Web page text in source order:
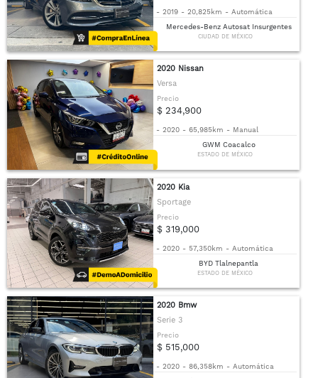
- 2019 - 20,825km - Automática
Mercedes-Benz Autosat Insurgentes
CIUDAD DE MÉXICO
2020 Nissan
Versa
Precio
$ 234,900
- 2020 - 65,985km - Manual
GWM Coacalco
ESTADO DE MÉXICO
2020 Kia
Sportage
Precio
$ 319,000
- 2020 - 57,350km - Automática
BYD Tlalnepantla
ESTADO DE MÉXICO
2020 Bmw
Serie 3
Precio
$ 515,000
- 2020 - 86,358km - Automática